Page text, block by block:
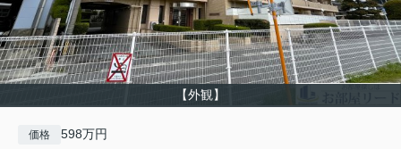
【外観】
価格 598万円